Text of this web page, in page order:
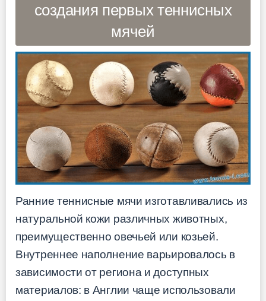
создания первых теннисных
мячей
Ранние теннисные мячи изготавливались из
натуральной кожи различных животных,
преимущественно овечьей или козьей.
Внутреннее наполнение варьировалось в
зависимости от региона и доступных
материалов: в Англии чаще использовали